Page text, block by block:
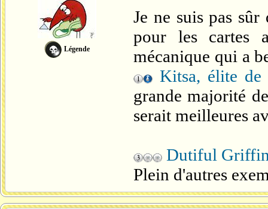
Légende
Je ne suis pas
pour les cartes
mécanique qui a
Kitsa, élite de
grande majorité
serait meilleures
Dutiful
Plein d'autres